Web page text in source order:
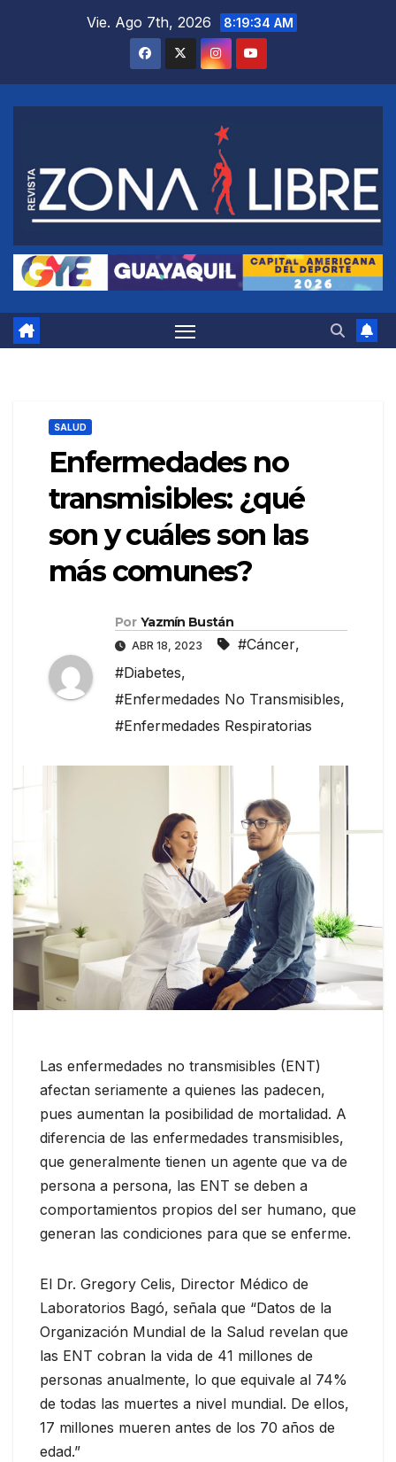
Vie. Ago 7th, 2026 8:19:35 AM
SALUD
Enfermedades no
transmisibles: ¿qué
son y cuáles son las
más comunes?
Por Yazmín Bustán
ABR 18, 2023 #Cáncer,
#Diabetes,
#Enfermedades No Transmisibles,
#Enfermedades Respiratorias
Las enfermedades no transmisibles (ENT)
afectan seriamente a quienes las padecen,
pues aumentan la posibilidad de mortalidad. A
diferencia de las enfermedades transmisibles,
que generalmente tienen un agente que va de
persona a persona, las ENT se deben a
comportamientos propios del ser humano, que
generan las condiciones para que se enferme.
El Dr. Gregory Celis, Director Médico de
Laboratorios Bagó, señala que “Datos de la
Organización Mundial de la Salud revelan que
las ENT cobran la vida de 41 millones de
personas anualmente, lo que equivale al 74%
de todas las muertes a nivel mundial. De ellos,
17 millones mueren antes de los 70 años de
edad.”